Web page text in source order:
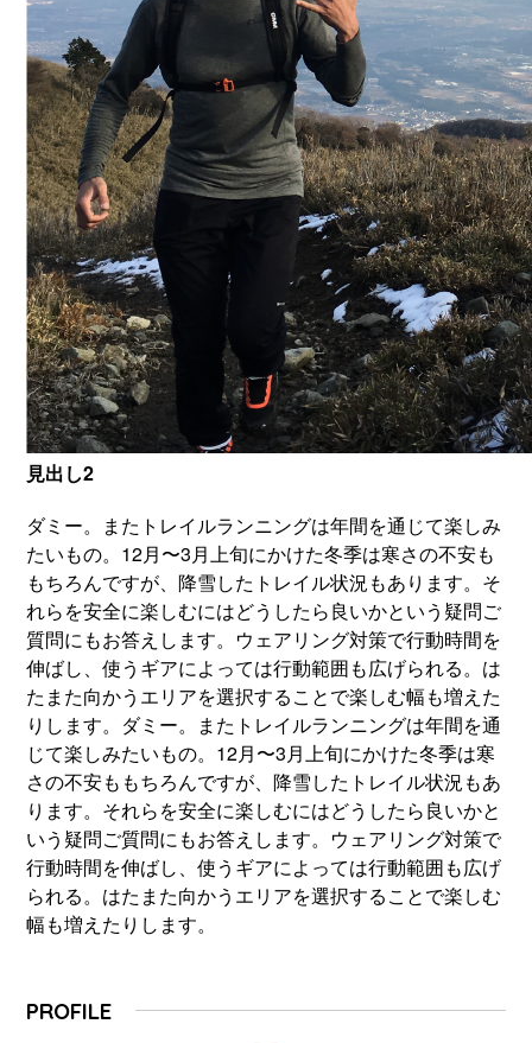
見出し2
ダミー。またトレイルランニングは年間を通じて楽しみ
たいもの。12月〜3月上旬にかけた冬季は寒さの不安も
もちろんですが、降雪したトレイル状況もあります。そ
れらを安全に楽しむにはどうしたら良いかという疑問ご
質問にもお答えします。ウェアリング対策で行動時間を
伸ばし、使うギアによっては行動範囲も広げられる。は
たまた向かうエリアを選択することで楽しむ幅も増えた
りします。ダミー。またトレイルランニングは年間を通
じて楽しみたいもの。12月〜3月上旬にかけた冬季は寒
さの不安ももちろんですが、降雪したトレイル状況もあ
ります。それらを安全に楽しむにはどうしたら良いかと
いう疑問ご質問にもお答えします。ウェアリング対策で
行動時間を伸ばし、使うギアによっては行動範囲も広げ
られる。はたまた向かうエリアを選択することで楽しむ
幅も増えたりします。
PROFILE